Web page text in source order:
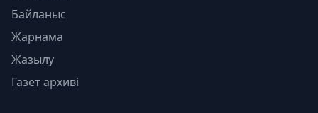
Байланыс
Жарнама
Жазылу
Газет архиві